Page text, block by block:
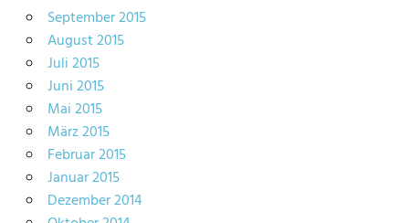
September 2015
August 2015
Juli 2015
Juni 2015
Mai 2015
März 2015
Februar 2015
Januar 2015
Dezember 2014